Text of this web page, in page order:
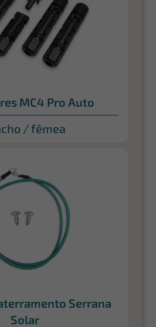
MC4 Pro Auto
/ fêmea
Serrana
Solar